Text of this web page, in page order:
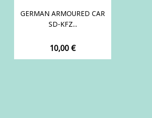
GERMAN ARMOURED CAR
SD-KFZ...
Prix
10,00 €